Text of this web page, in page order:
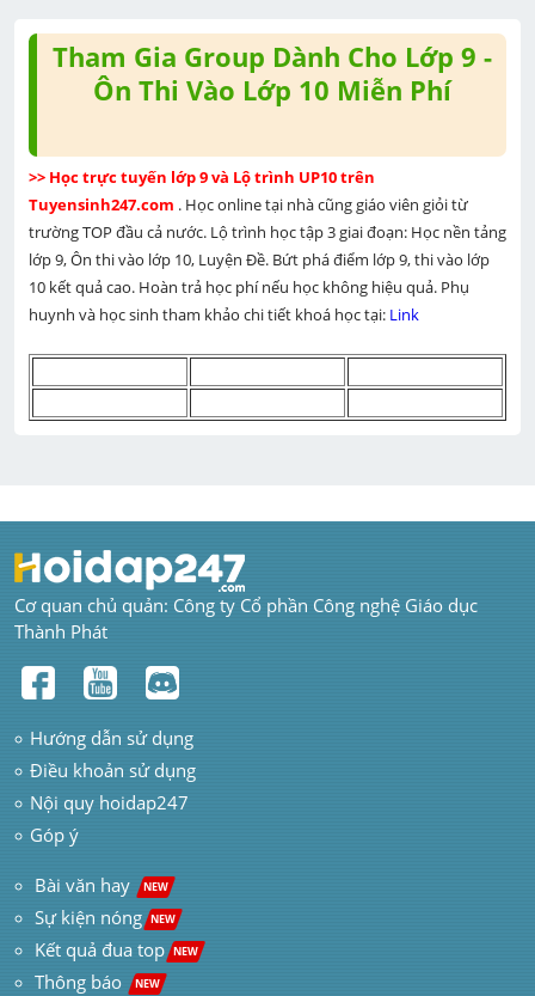
Tham Gia Group Dành Cho Lớp 9 -
Ôn Thi Vào Lớp 10 Miễn Phí
>> Học trực tuyến lớp 9 và Lộ trình UP10 trên
Tuyensinh247.com . Học online tại nhà cũng giáo viên giỏi từ
trường TOP đầu cả nước. Lộ trình học tập 3 giai đoạn: Học nền tảng
lớp 9, Ôn thi vào lớp 10, Luyện Đề. Bứt phá điểm lớp 9, thi vào lớp
10 kết quả cao. Hoàn trả học phí nếu học không hiệu quả. Phụ
huynh và học sinh tham khảo chi tiết khoá học tại: Link
Cơ quan chủ quản: Công ty Cổ phần Công nghệ Giáo dục
Thành Phát
Hướng dẫn sử dụng
Điều khoản sử dụng
Nội quy hoidap247
Góp ý
Bài văn hay NEW
Sự kiện nóng NEW
Kết quả đua top NEW
Thông báo NEW